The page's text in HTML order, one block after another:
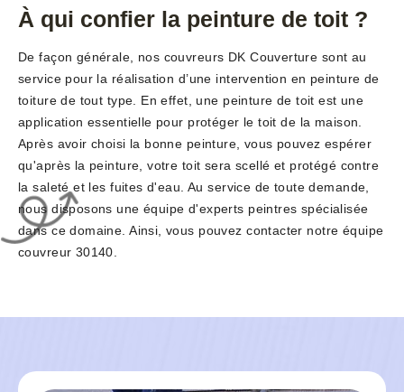
À qui confier la peinture de toit ?
De façon générale, nos couvreurs DK Couverture sont au
service pour la réalisation d’une intervention en peinture de
toiture de tout type. En effet, une peinture de toit est une
application essentielle pour protéger le toit de la maison.
Après avoir choisi la bonne peinture, vous pouvez espérer
qu'après la peinture, votre toit sera scellé et protégé contre
la saleté et les fuites d'eau. Au service de toute demande,
nous disposons une équipe d'experts peintres spécialisée
dans ce domaine. Ainsi, vous pouvez contacter notre équipe
couvreur 30140.